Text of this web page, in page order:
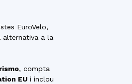
EuroVelo,
a la
, compta
EU i inclou